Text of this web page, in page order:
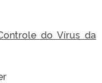
do Vírus da